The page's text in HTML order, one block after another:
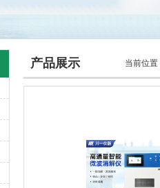
产品展示 当前位置